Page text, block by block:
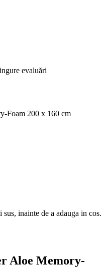
evaluări
Foam 200 x 160 cm
inainte de a adauga in cos.
Aloe Memory-